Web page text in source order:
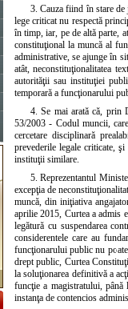
3. Cauza fiind în stare de
lege criticat nu respectă
în timp, iar, pe de altă parte,
constituţional la muncă al
administrative, se ajunge în
atât, neconstituţionalitatea
autorităţii sau instituţiei
temporară a funcţionarului
4. Se mai arată că, prin
53/2003 - Codul muncii,
cercetare disciplinară
prevederile legale criticate,
instituţii similare.
5. Reprezentantul
excepţia de
muncă, din iniţiativa
aprilie 2015, Curtea a admis
legătură cu suspendarea
considerentele care au
funcţionarului public nu
drept public, Curtea
la soluţionarea definitivă a
funcţie a magistratului,
instanţa de contencios